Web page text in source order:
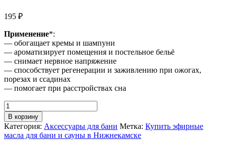
195 ₽
Применение*:
— обогащает кремы и шампуни
— ароматизирует помещения и постельное бельё
— снимает нервное напряжение
— способствует регенерации и заживлению при ожогах,
порезах и ссадинах
— помогает при расстройствах сна
Количество
товара
Эфирное
масло
Лаванды
В корзину
Категория: Аксессуары для бани Метка: Купить эфирные
масла для бани и сауны в Нижнекамске